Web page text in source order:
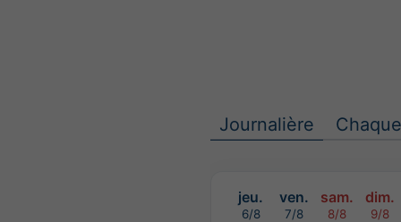
Journalière
jeu. ven. sam. dim.
6/8 7/8 8/8 9/8